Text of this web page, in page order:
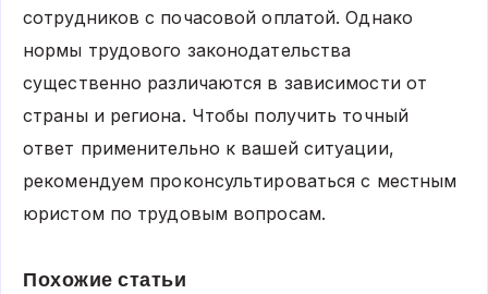
сотрудников с почасовой оплатой. Однако
нормы трудового законодательства
существенно различаются в зависимости от
страны и региона. Чтобы получить точный
ответ применительно к вашей ситуации,
рекомендуем проконсультироваться с местным
юристом по трудовым вопросам.
Похожие статьи